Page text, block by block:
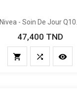
Nivea - Soin De Jour Q10...
Prix
47,400 TND
  